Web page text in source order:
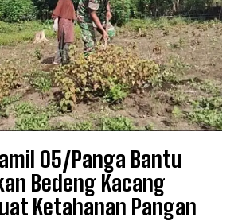
05/Panga Bantu
Bedeng Kacang
Ketahanan Pangan